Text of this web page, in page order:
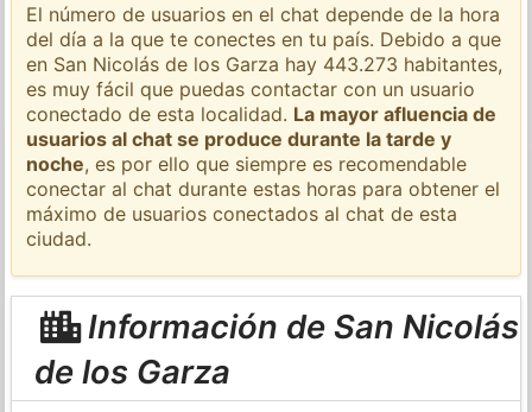
El número de usuarios en el chat depende de la hora
del día a la que te conectes en tu país. Debido a que
en San Nicolás de los Garza hay 443.273 habitantes,
es muy fácil que puedas contactar con un usuario
conectado de esta localidad. La mayor afluencia de
usuarios al chat se produce durante la tarde y
noche, es por ello que siempre es recomendable
conectar al chat durante estas horas para obtener el
máximo de usuarios conectados al chat de esta
ciudad.
Información de San Nicolás
de los Garza